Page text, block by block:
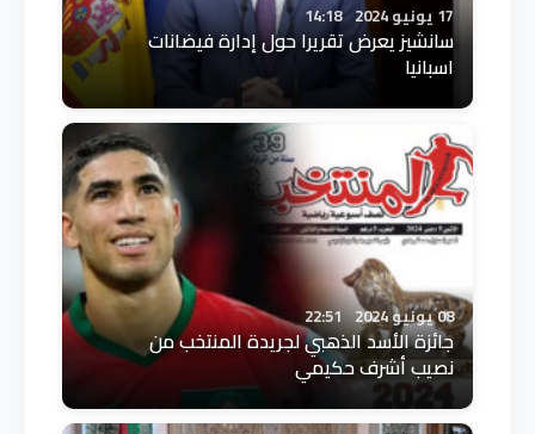
17 يونيو 2024 14:18
سانشيز يعرض تقريرا حول إدارة فيضانات
اسبانيا
08 يونيو 2024 22:51
جائزة الأسد الذهبي لجريدة المنتخب من
نصيب أشرف حكيمي